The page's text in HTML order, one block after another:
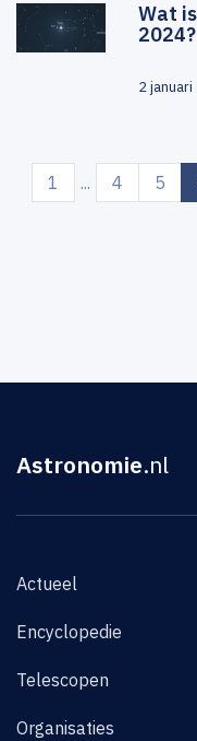
Wat
2024?
2
1 ... 4 5
Astronomie.nl
Actueel
Encyclopedie
Telescopen
Organisaties